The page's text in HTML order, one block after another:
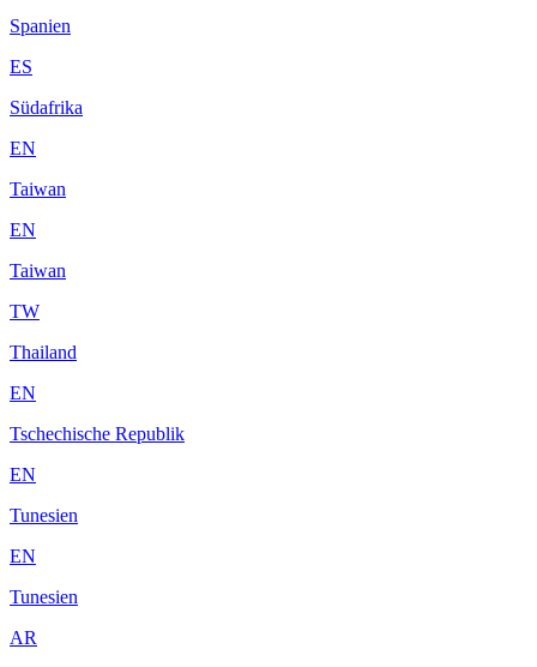
Spanien
ES
Südafrika
EN
Taiwan
EN
Taiwan
TW
Thailand
EN
Tschechische Republik
EN
Tunesien
EN
Tunesien
AR